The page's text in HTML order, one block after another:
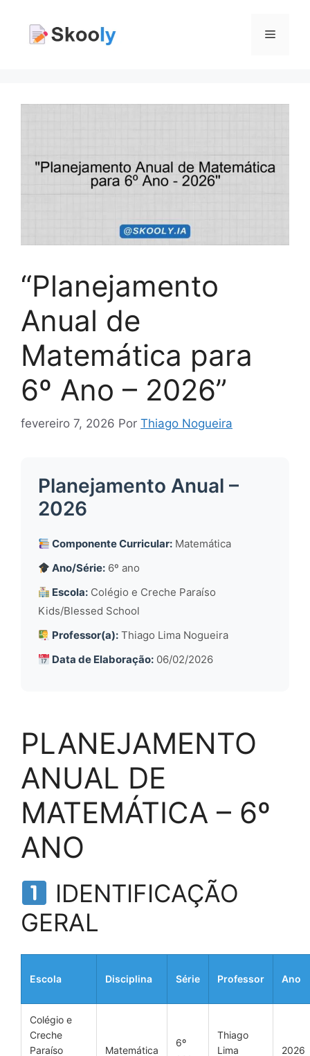
Menu
“Planejamento
Anual de
Matemática para
6º Ano – 2026”
fevereiro 7, 2026 Por Thiago Nogueira
Planejamento Anual –
2026
Componente Curricular: Matemática
Ano/Série: 6º ano
Escola: Colégio e Creche Paraíso
Kids/Blessed School
Professor(a): Thiago Lima Nogueira
Data de Elaboração: 06/02/2026
PLANEJAMENTO
ANUAL DE
MATEMÁTICA – 6º
ANO
IDENTIFICAÇÃO
GERAL
Escola Disciplina Série Professor Ano
Colégio e
Creche
Paraíso
Matemática
6º
Thiago
Lima
2026